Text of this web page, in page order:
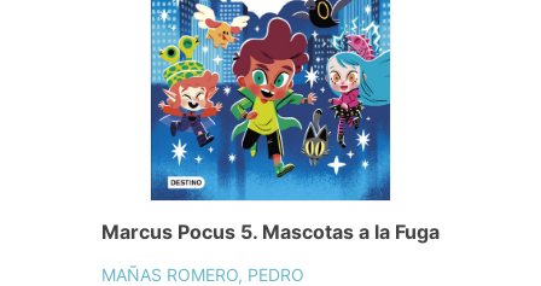
Marcus Pocus 5. Mascotas a la Fuga
MAÑAS ROMERO, PEDRO